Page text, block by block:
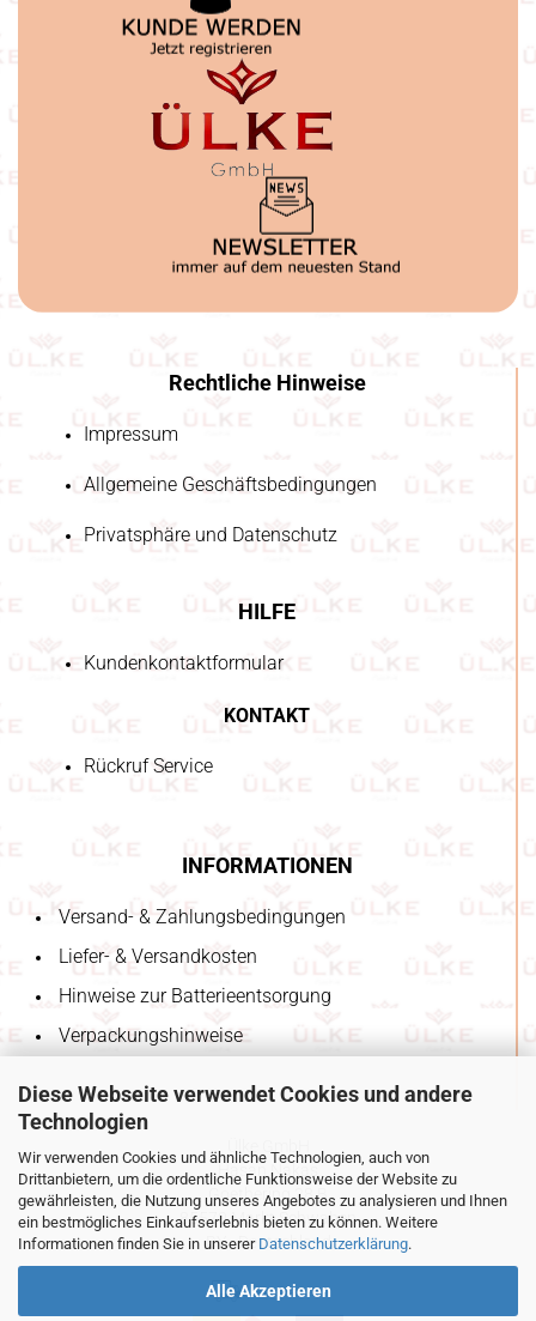
Diese Webseite verwendet Cookies und andere
Technologien
Wir verwenden Cookies und ähnliche Technologien, auch von
Drittanbietern, um die ordentliche Funktionsweise der Website zu
gewährleisten, die Nutzung unseres Angebotes zu analysieren und Ihnen
ein bestmögliches Einkaufserlebnis bieten zu können. Weitere
Informationen finden Sie in unserer Datenschutzerklärung.
Alle Akzeptieren
Rechtliche Hinweise
Impressum
Allgemeine Geschäftsbedingungen
Privatsphäre und Datenschutz
HILFE
Kundenkontaktformular
KONTAKT
Rückruf Service
INFORMATIONEN
Versand- & Zahlungsbedingungen
Liefer- & Versandkosten
Hinweise zur Batterieentsorgung
Verpackungshinweise
Hasan Nakas
Goethering 28 B
85570 Markt Schwaben
BY - Deutschland
unsere Partner